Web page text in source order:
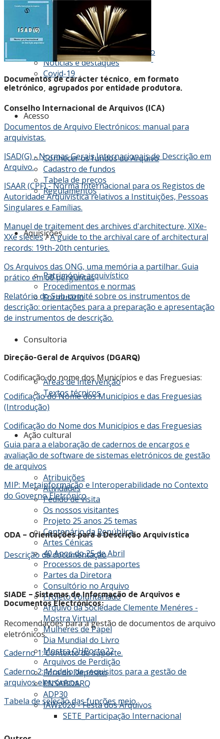
Atribuições e visão
Grupos de Arquivos
Projetos
Atos / instrumentos de gestão
Notícias e destaques
Covid-19
Acesso
Conhecer os fundos do Arquivo
Cadastro de fundos
Tabela de preços
Regulamentos
Aquisições
Património arquivístico
Procedimentos e normas
Formulário
Consultoria
Áreas de intervenção
Textos técnicos
Ação cultural
Atribuições
Atividades
Pedido de visita
Os nossos visitantes
Projeto 25 anos 25 temas
Centenário da República
Artes Cénicas
40 Anos do 25 de Abril
Processos de passaportes
Partes da Diretora
Consultório no Arquivo
Projeto Voluntariado
Arquivo da Sociedade Clemente Menéres -
Mostra Virtual
Mulheres de Papel
Dia Mundial do Livro
Mostra OHPorto22
Arquivos de Perdição
Fora do Depósito
ENSABOARQ
ADP30
IAW2026 - Festa dos Arquivos
SETE_Participação Internacional
Documentos de carácter técnico, em formato
eletrónico, agrupados por entidade produtora.
Conselho Internacional de Arquivos (ICA)
Documentos de Arquivo Electrónicos: manual para
arquivistas.
ISAD(G) - Normas Gerais Internacionais de Descrição em
Arquivo.
ISAAR (CPF) - Norma Internacional para os Registos de
Autoridade Arquivística relativos a Instituições, Pessoas
Singulares e Famílias.
Manuel de traitement des archives d'architecture, XIXe-
XXe siècles/A guide to the archival care of architectural
records: 19th-20th centuries.
Os Arquivos das ONG, uma memória a partilhar. Guia
prático em 60 perguntas
Relatório do Sub-comité sobre os instrumentos de
descrição: orientações para a preparação e apresentação
de instrumentos de descrição.
Direção-Geral de Arquivos (DGARQ)
Codificação do nome dos Municípios e das Freguesias:
Codificação do Nome dos Municípios e das Freguesias
(Introdução)
Codificação do Nome dos Municípios e das Freguesias
Guia para a elaboração de cadernos de encargos e
avaliação de software de sistemas eletrónicos de gestão
de arquivos
MIP: Metainformação e Interoperabilidade no Contexto
do Governo Eletrónico
ODA – Orientações para a Descrição Arquivística
Descrição da documentação
SIADE – Sistemas de Informação de Arquivos e
Documentos Electrónicos:
Recomendações para a gestão de documentos de arquivo
eletrónicos.
Caderno 1: Contexto de suporte.
Caderno 2: Modelo de requisitos para a gestão de
arquivos eletrónicos.
Tabela de seleção das funções meio.